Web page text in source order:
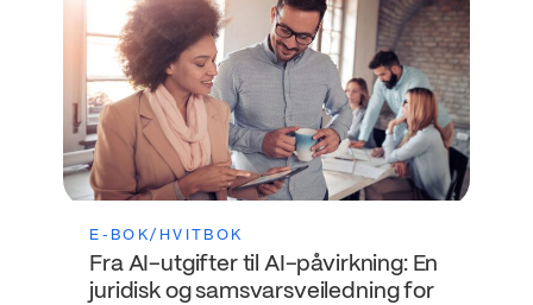
E-BOK/HVITBOK
Fra AI-utgifter til AI-påvirkning: En
juridisk og samsvarsveiledning for